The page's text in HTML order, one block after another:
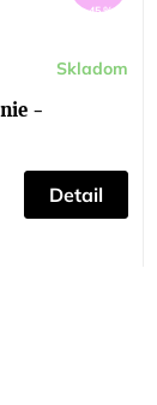
–45 %
-
Skladom
Detail